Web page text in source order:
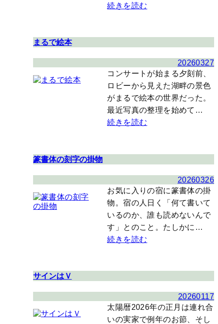
続きを読む
まるで絵本
20260327
コンサートが始まる夕刻前、
ロビーから見えた湖畔の景色
がまるで絵本の世界だった。
最近写真の整理を始めて…
続きを読む
篆書体の刻字の掛物
20260326
お気に入りの宿に篆書体の掛
物。宿の人日く「何て書いて
いるのか、誰も読めないんで
す」とのこと。たしかに…
続きを読む
サインはＶ
20260117
太陽暦2026年の正月は連れ合
いの実家で例年のお節、そし